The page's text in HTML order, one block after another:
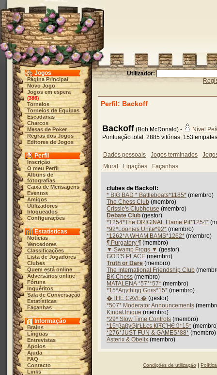
Jogos
Página Principal
Novo Jogo
Jogos em espera
(386)
Torneios
Torneios de Equipas
Escadarias
Charcos
Mesas de Poker
Regras dos Jogos
Editores de Jogos
Perfil
Inscrição
O meu Perfil
Álbuns de
fotografias
Caixa de Mensagens
Eventos
Amigos
Utilizadores
bloqueados
Configurações
Estatísticas
Notícias
Vencedores
Classificações
Lista de Jogadores
Clubes
Quem está online
Adversários online
Fóruns
Inquéritos
Sala de Conversação
Estatísticas
Façanhas
Informação
Brains
Línguas
Entrevistas
Apoios
Ajuda
FAQ
Contacto
Links
Utilizador:
Perfil: Backoff
Backoff (Bob McDonald) -
Nível
Pontuação total: 2885 vitórias, 153
Dados pessoais Jogos terminados
Mural
Ligações Façanhas
clubes de Backoff:
* BIG BAD * Battleboats*1185* (membro)
The Chess Club (membro)
Crissie's Clubhouse (membro)
Debate Club (gestor)
*1254*The ORIGINAL Flame Pit*1254*
*92*Loonies Unite*92* (membro)
*1262*A WHAM BAMS*1262* (membro)
¶ Purgatory ¶ (membro)
▼ Swamp Frogs ▼ (gestor)
GOD'S PLACE (membro)
Truth or Dare (membro)
The International Friendship Club
BK Chess (membro)
MATALENA *57**57* (membro)
*15*Aηythiηg Goεs*15* (membro)
�THE CAVE� (gestor)
*507* Moderator Announcements
KindaUnique (membro)
*29* Slow Time Controls (membro)
*15*βaβyĢіґŁŁєs КIŦÇΉЄŊ*15*
*276*JUST FUN & GAMES*88* (membro)
Asterix & Obelix (membro)
Condições de utilização |